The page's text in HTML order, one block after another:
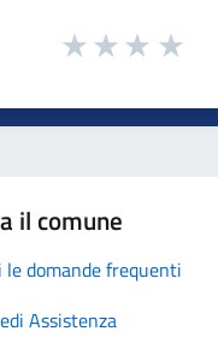
il comune
le domande frequenti
Assistenza